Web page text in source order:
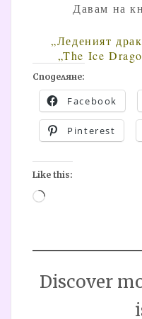
Давам на
„Леденият
„The Ice
Споделяне:
Facebook
Pinterest
Like this:
Loading…
Discover